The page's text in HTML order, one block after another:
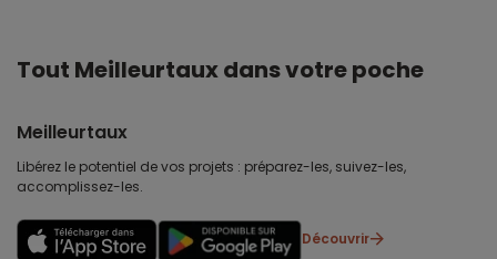
Tout Meilleurtaux dans votre poche
Meilleurtaux
Libérez le potentiel de vos projets : préparez-les, suivez-les,
accomplissez-les.
Découvrir